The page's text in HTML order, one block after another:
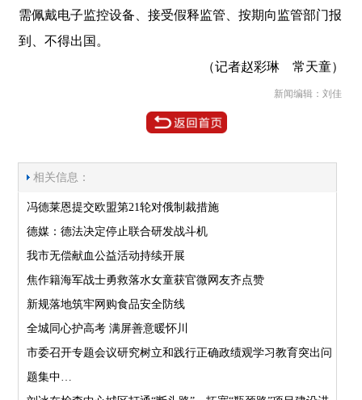
需佩戴电子监控设备、接受假释监管、按期向监管部门报
到、不得出国。
（记者赵彩琳 常天童）
新闻编辑：刘佳
相关信息：
冯德莱恩提交欧盟第21轮对俄制裁措施
德媒：德法决定停止联合研发战斗机
我市无偿献血公益活动持续开展
焦作籍海军战士勇救落水女童获官微网友齐点赞
新规落地筑牢网购食品安全防线
全城同心护高考 满屏善意暖怀川
市委召开专题会议研究树立和践行正确政绩观学习教育突出问
题集中…